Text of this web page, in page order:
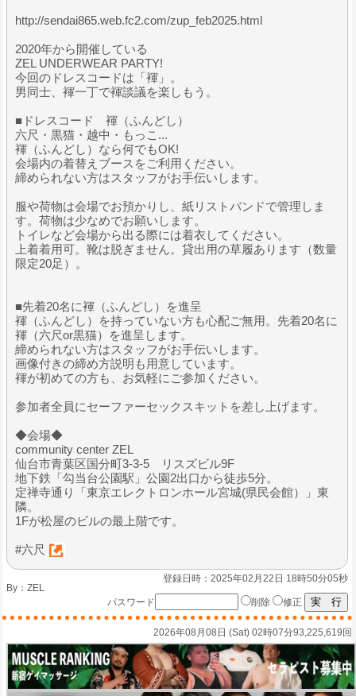
http://sendai865.web.fc2.com/zup_feb2025.html
2020年から開催している
ZEL UNDERWEAR PARTY!
今回のドレスコードは「褌」。
男同士、褌一丁で褌談議を楽しもう。
■ドレスコード 褌（ふんどし）
六尺・黒猫・越中・もっこ...
褌（ふんどし）なら何でもOK!
会場内の着替えブースをご利用ください。
締められない方はスタッフがお手伝いします。
服や荷物は会場でお預かりし、紙リストバンドで管理しま
す。荷物は少なめでお願いします。
トイレなど会場から出る際には着衣してください。
上着着用可。靴は脱ぎません。貸出用の草履あります（数量
限定20足）。
■先着20名に褌（ふんどし）を進呈
褌（ふんどし）を持っていない方も心配ご無用。先着20名に
褌（六尺or黒猫）を進呈します。
締められない方はスタッフがお手伝いします。
画像付きの締め方説明も用意しています。
褌が初めての方も、お気軽にご参加ください。
参加者全員にセーファーセックスキットを差し上げます。
◆会場◆
community center ZEL
仙台市青葉区国分町3-3-5 リスズビル9F
地下鉄「勾当台公園駅」公園2出口から徒歩5分。
定禅寺通り「東京エレクトロンホール宮城(県民会館）」東
隣。
1Fが松屋のビルの最上階です。
#六尺
登録日時：2025年02月22日 18時50分05秒
By： ZEL
パスワード
削除 修正
2026年08月08日 (Sat) 02時07分93,225,619回